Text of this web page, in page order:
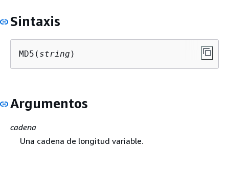
Sintaxis
MD5( string )
Argumentos
cadena
Una cadena de longitud variable.